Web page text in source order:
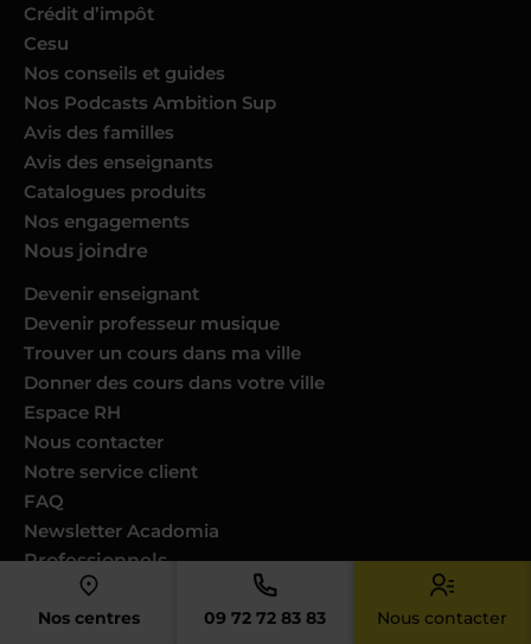
Nos centres 09 72 72 83 83 Nous contacter
Crédit d’impôt
Cesu
Nos conseils et guides
Nos Podcasts Ambition Sup
Avis des familles
Avis des enseignants
Catalogues produits
Nos engagements
Nous joindre
Devenir enseignant
Devenir professeur musique
Trouver un cours dans ma ville
Donner des cours dans votre ville
Espace RH
Nous contacter
Notre service client
FAQ
Newsletter Acadomia
Professionnels
Comités d’entreprise